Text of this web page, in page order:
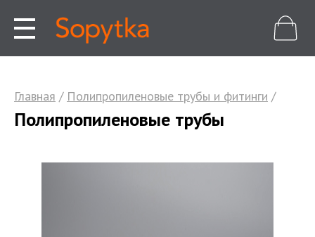
Главная / Полипропиленовые трубы и фитинги /
Полипропиленовые трубы